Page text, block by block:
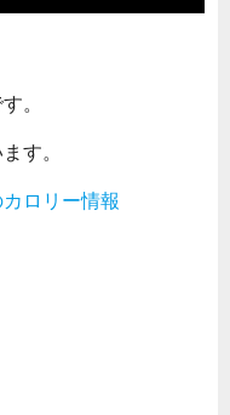
。
す。
ロリー情報